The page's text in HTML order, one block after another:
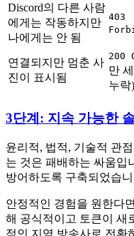
Discord의 다른 사람
에게는 작동하지만
나에게는 안 됨
403
연결되지만 멈춘 사
진이 표시됨
200
만
누락)
3단계: 지속 가능한
윤리적, 법적, 기술적 관
는 것은 패배하는 싸움입
방어하도록 구축되었습
안정적인 경험을 원한다
해 공식적이고 토큰이 새